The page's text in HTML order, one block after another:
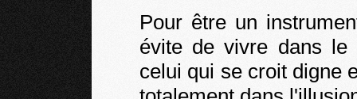
Pour être un
évite de vivre dans le
celui qui se croit digne